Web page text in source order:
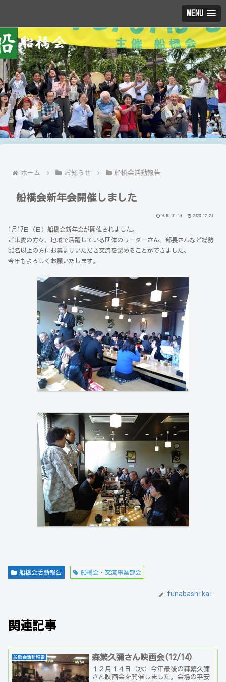
MENU
ホーム お知らせ 船橋会活動報告
船橋会新年会開催しました
2010.01.19 2023.12.20
1月17日（日）船橋会新年会が開催されました。
ご来賓の方々、地域で活躍している団体のリーダーさん、部長さんなど総勢
50名以上の方にお集まりいただき交流を深めることができました。
今年もよろしくお願いたします。
船橋会活動報告 船橋会・交流事業部会
funabashikai
関連記事
船橋会活動報告 森繁久彌さん映画会(12/14)
１２月１４日（水）今年最後の森繁久彌
さん映画会を開催しました。会場の平安